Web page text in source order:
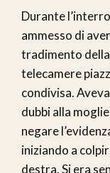
Durante
ammesso di
tradimento
telecamere
condivisa.
dubbi alla
negare
iniziando a
destra. Si era